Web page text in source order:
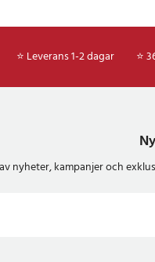
⭐ Leverans 1-2 dagar ⭐
nyheter, kampanjer och